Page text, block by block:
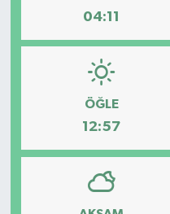
04:11
ÖĞLE
12:57